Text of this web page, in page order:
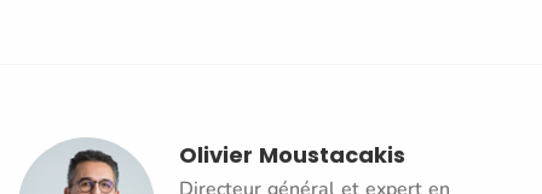
Olivier Moustacakis